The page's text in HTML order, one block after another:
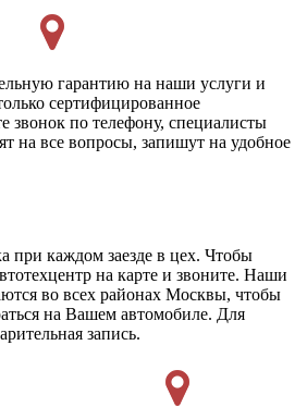
гарантию на наши услуги и
сертифицированное
звонок по телефону, специалисты
на все вопросы, запишут на удобное
при каждом заезде в цех. Чтобы
на карте и звоните. Наши
во всех районах Москвы, чтобы
на Вашем автомобиле. Для
запись.